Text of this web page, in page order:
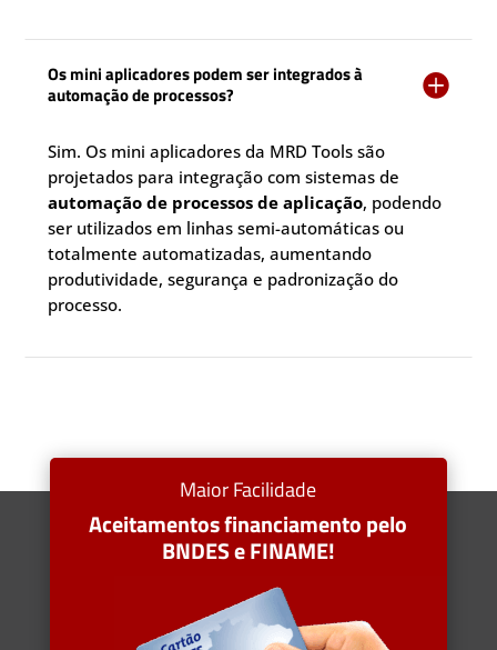
Os mini aplicadores podem ser integrados à
automação de processos?

Sim. Os mini aplicadores da MRD Tools são
projetados para integração com sistemas de
automação de processos de aplicação, podendo
ser utilizados em linhas semi-automáticas ou
totalmente automatizadas, aumentando
produtividade, segurança e padronização do
processo.
Maior Facilidade
Aceitamentos financiamento pelo
BNDES e FINAME!